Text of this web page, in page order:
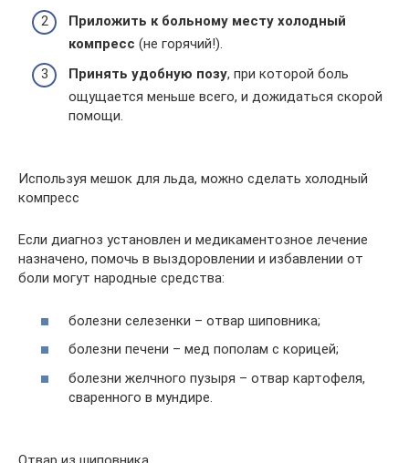
Приложить к больному месту холодный
компресс (не горячий!).
Принять удобную позу, при которой боль
ощущается меньше всего, и дожидаться скорой
помощи.
Используя мешок для льда, можно сделать холодный
компресс
Если диагноз установлен и медикаментозное лечение
назначено, помочь в выздоровлении и избавлении от
боли могут народные средства:
болезни селезенки – отвар шиповника;
болезни печени – мед пополам с корицей;
болезни желчного пузыря – отвар картофеля,
сваренного в мундире.